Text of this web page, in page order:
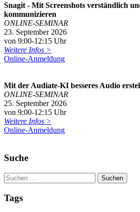
Snagit - Mit Screenshots verständlich
kommunizieren
ONLINE-SEMINAR
23. September 2026
von 9:00-12:15 Uhr
Weitere Infos >
Online-Anmeldung
Mit der Audiate-KI besseres Audio
ONLINE-SEMINAR
25. September 2026
von 9:00-12:15 Uhr
Weitere Infos >
Online-Anmeldung
Suche
Tags